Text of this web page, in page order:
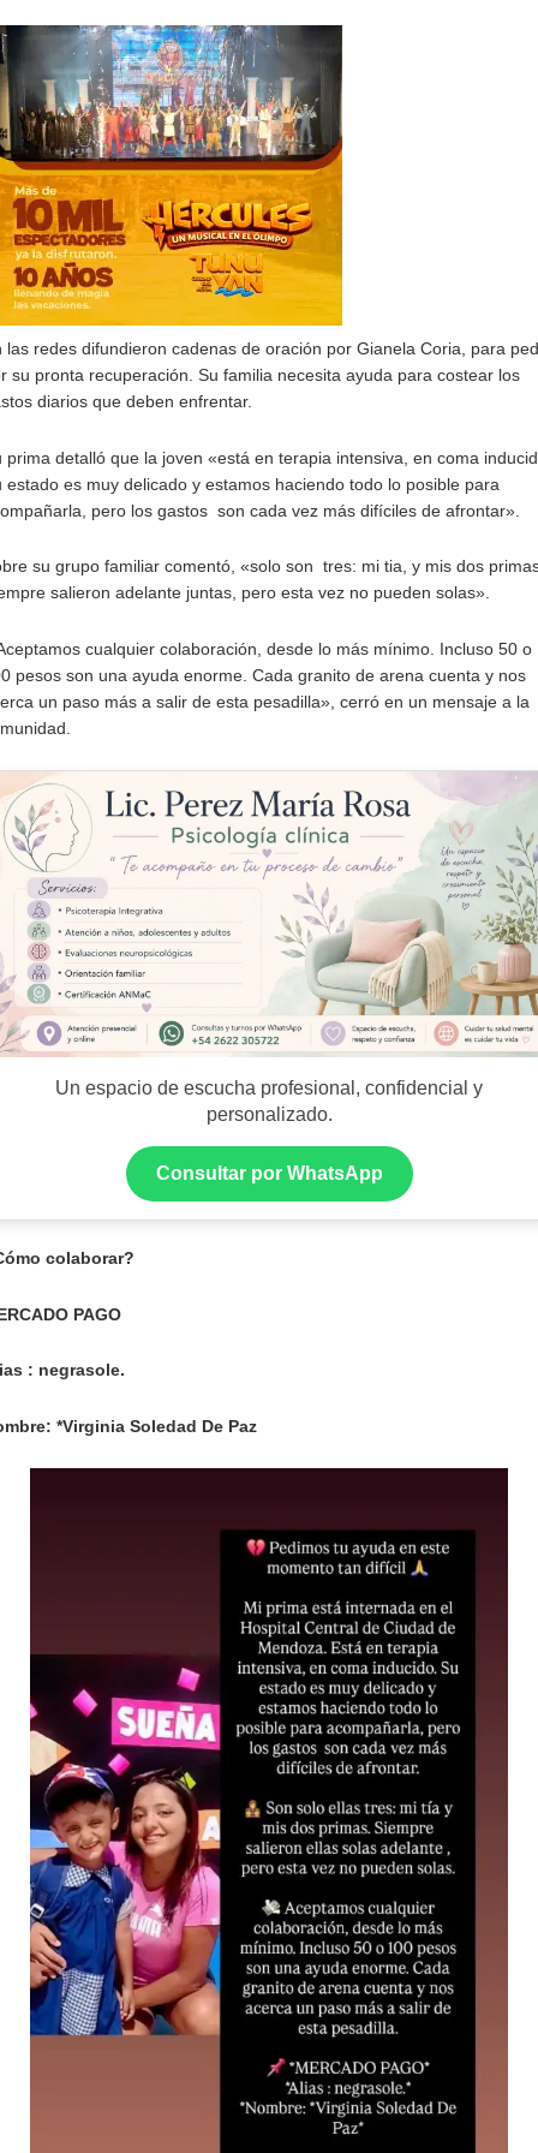
las redes difundieron cadenas de oración por Gianela Coria, para
su pronta recuperación. Su familia necesita ayuda para costear los
diarios que deben enfrentar.
prima detalló que la joven «está en terapia intensiva, en coma
estado es muy delicado y estamos haciendo todo lo posible para
pero los gastos son cada vez más difíciles de afrontar».
su grupo familiar comentó, «solo son tres: mi tia, y mis dos
salieron adelante juntas, pero esta vez no pueden solas».
cualquier colaboración, desde lo más mínimo. Incluso 50 o
pesos son una ayuda enorme. Cada granito de arena cuenta y nos
un paso más a salir de esta pesadilla», cerró en un mensaje a la
Un espacio de escucha profesional, confidencial y
personalizado.
Consultar por WhatsApp
colaborar?
PAGO
: negrasole.
*Virginia Soledad De Paz